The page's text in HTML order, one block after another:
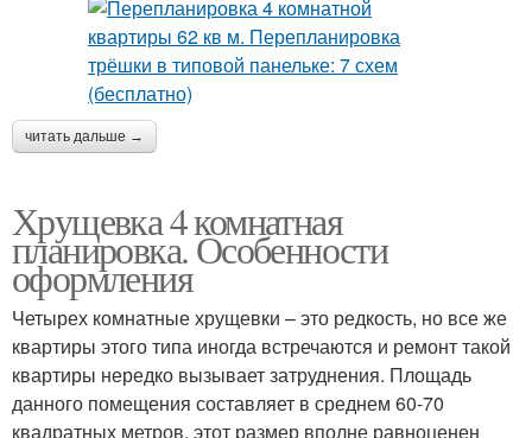
читать дальше →
Хрущевка 4 комнатная
планировка. Особенности
оформления
Четырех комнатные хрущевки – это редкость, но все же
квартиры этого типа иногда встречаются и ремонт такой
квартиры нередко вызывает затруднения. Площадь
данного помещения составляет в среднем 60-70
квадратных метров, этот размер вполне равноценен